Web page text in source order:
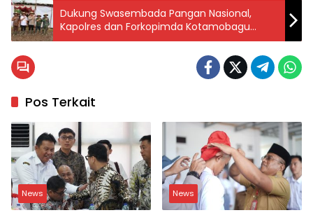
Dukung Swasembada Pangan Nasional,
Kapolres dan Forkopimda Kotamobagu
Lakukan Penanaman Jagung Serentak
Pos Terkait
News News